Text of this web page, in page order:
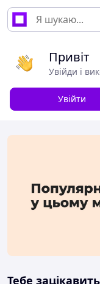
Привіт
Увійди і
Увійти
Тебе зацікавить